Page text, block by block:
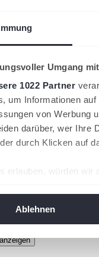
Umgang
1022 Partner
um Informationen
von Werbung
darüber, wer Ihre
durch Klicken auf
erlauben, würden wir
Ablehnen
geöffnet